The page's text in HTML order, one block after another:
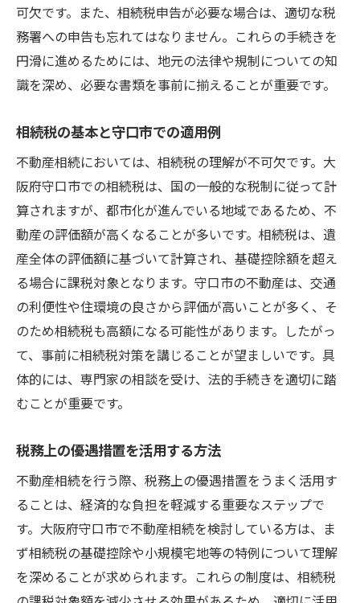
可欠です。また、相続税申告が必要な場合は、適切な税
務署への申告も忘れてはなりません。これらの手続きを
円滑に進めるためには、地元の法律や規制についての知
識を深め、必要な書類を事前に揃えることが重要です。
相続税の基本と守口市での適用例
不動産相続においては、相続税の理解が不可欠です。大
阪府守口市での相続税は、国の一般的な税制に従って計
算されますが、都市化が進んでいる地域であるため、不
動産の評価額が高くなることが多いです。相続税は、遺
産全体の評価額に基づいて計算され、基礎控除額を超え
る場合に課税対象となります。守口市の不動産は、交通
の利便性や住環境の良さから評価が高いことが多く、そ
のため相続税も高額になる可能性があります。したがっ
て、事前に相続税対策を講じることが望ましいです。具
体的には、専門家の相談を受け、法的手続きを適切に踏
むことが重要です。
税務上の優遇措置を活用する方法
不動産相続を行う際、税務上の優遇措置をうまく活用す
ることは、経済的な負担を軽減する重要なステップで
す。大阪府守口市で不動産相続を検討している方は、ま
ず相続税の基礎控除や小規模宅地等の特例について理解
を深めることが求められます。これらの制度は、相続税